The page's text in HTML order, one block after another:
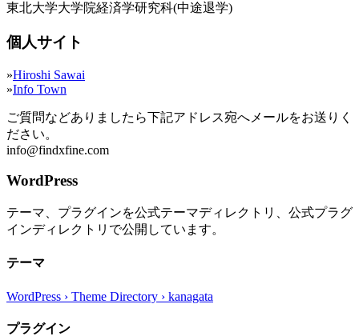
東北大学大学院経済学研究科(中途退学)
個人サイト
»Hiroshi Sawai
»Info Town
ご質問などありましたら下記アドレス宛へメールをお送りく
ださい。
info@findxfine.com
WordPress
テーマ、プラグインを公式テーマディレクトリ、公式プラグ
インディレクトリで公開しています。
テーマ
WordPress › Theme Directory › kanagata
プラグイン